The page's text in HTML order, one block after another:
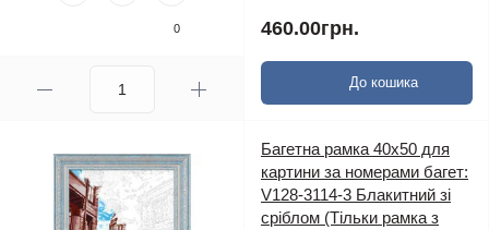
0 460.00грн.
До кошика
Багетна рамка 40х50 для
картини за номерами багет:
V128-3114-3 Блакитний зі
сріблом (Тільки рамка з